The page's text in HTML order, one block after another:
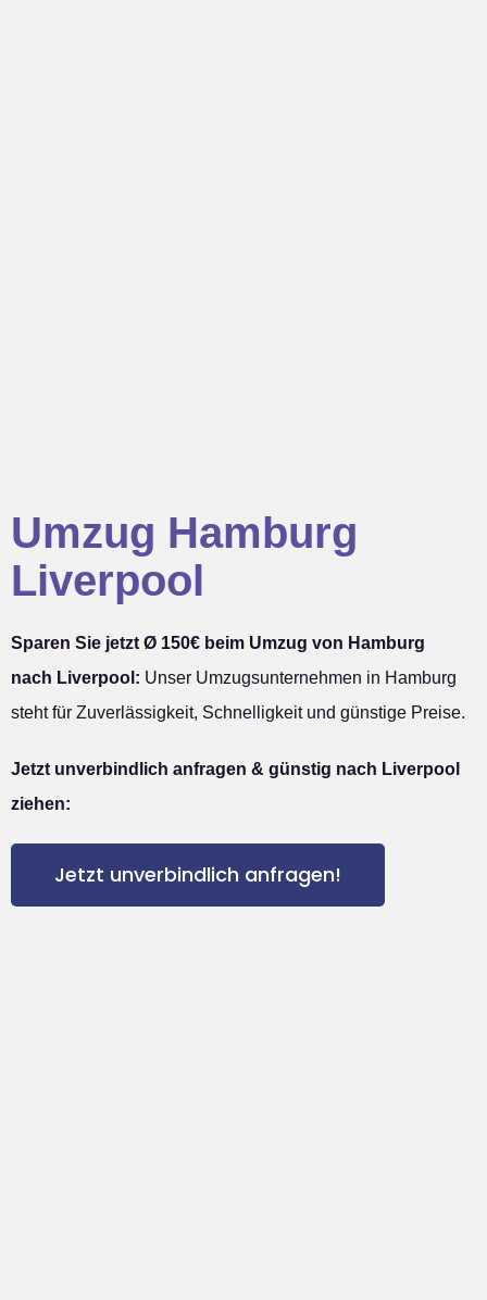
Umzug Hamburg
Liverpool
Sparen Sie jetzt Ø 150€ beim Umzug von Hamburg
nach Liverpool: Unser Umzugsunternehmen in Hamburg
steht für Zuverlässigkeit, Schnelligkeit und günstige Preise.
Jetzt unverbindlich anfragen & günstig nach Liverpool
ziehen:
Jetzt unverbindlich anfragen!